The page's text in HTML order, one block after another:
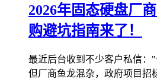
2026年固态硬盘厂
购避坑指南来了！
最近后台收到不少客户私信："
但厂商鱼龙混杂，政府项目招